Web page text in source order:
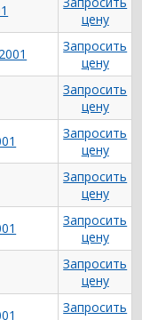
цену
Запросить
цену
Запросить
цену
Запросить
цену
Запросить
цену
Запросить
цену
Запросить
цену
Запросить